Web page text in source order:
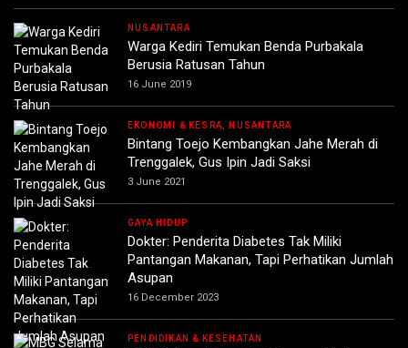
NUSANTARA
Warga Kediri Temukan Benda Purbakala
Berusia Ratusan Tahun
16 June 2019
EKONOMI & KESRA, NUSANTARA
Bintang Toejo Kembangkan Jahe Merah di
Trenggalek, Gus Ipin Jadi Saksi
3 June 2021
GAYA HIDUP
Dokter: Penderita Diabetes Tak Miliki
Pantangan Makanan, Tapi Perhatikan Jumlah
Asupan
16 December 2023
PENDIDIKAN & KESEHATAN